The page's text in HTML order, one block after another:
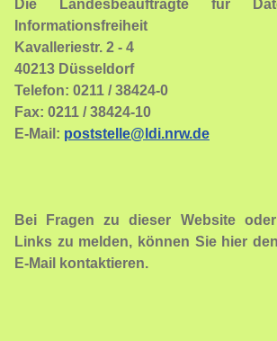
Die Landesbeauftragte für
Informationsfreiheit
Kavalleriestr. 2 - 4
40213 Düsseldorf
Telefon: 0211 / 38424-0
Fax: 0211 / 38424-10
E-Mail: poststelle@ldi.nrw.de
Bei Fragen zu dieser Website
Links zu melden, können Sie hier
E-Mail kontaktieren.